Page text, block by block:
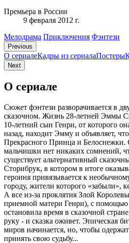
Премьера в России
9 февраля 2012 г.
Мелодрама Приключения Фэнтези
Previous
О сериалеКадры из сериалaПостеры
Next
О сериале
Сюжет фэнтези разворачивается в
сказочном. Жизнь 28-летней Эммы
10-летний сын Генри, от которого
назад, находит Эмму и объявляет,
Прекрасного Принца и Белоснежки.
мальчишки нет никаких сомнений,
существует альтернативный
Сторибрук, в котором в итоге
героиня привязывается к
городу, жители которого «забыли»,
А все из-за проклятия Злой
приемной матери Генри), с помощью
остановила время в сказочной
руку - и сказка оживет. Эпическая
миров начинается, но, чтобы
принять свою судьбу...